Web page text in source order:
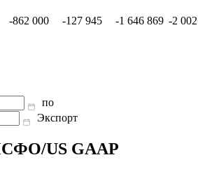
-862 000 -127 945 -1 646 869 -2
по
Экспорт
US GAAP